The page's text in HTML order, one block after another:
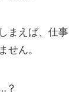
まえば、仕事
せん。
？